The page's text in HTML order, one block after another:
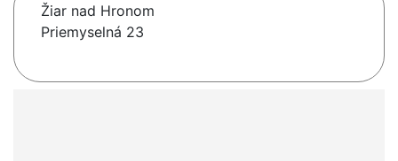
Žiar nad Hronom
Priemyselná 23